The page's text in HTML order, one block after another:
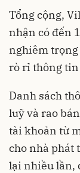
Tổng cộng,
nhận có đến
nghiêm trọng
rò rỉ thông
Danh sách
luỹ và rao
tài khoản từ
cho nhà phát
lại nhiều lần,